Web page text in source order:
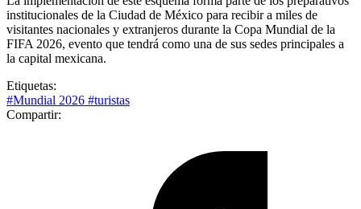
institucionales de la Ciudad de México para recibir a miles de
visitantes nacionales y extranjeros durante la Copa Mundial de la
FIFA 2026, evento que tendrá como una de sus sedes principales a
la capital mexicana.
Etiquetas:
#Mundial 2026 #turistas
Compartir: